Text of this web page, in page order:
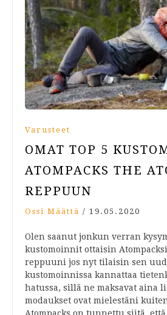
Varusteet
OMAT TOP 5
ATOMPACKS THE
REPPUUN
Ossi Määttä / 19.05.2020
Olen saanut jonkun verran
kustomoinnit ottaisin
reppuuni jos nyt tilaisin sen
kustomoinnissa kannattaa
hatussa, sillä ne maksavat aina
modaukset ovat mielestäni
Atompacks on tunnettu siitä,